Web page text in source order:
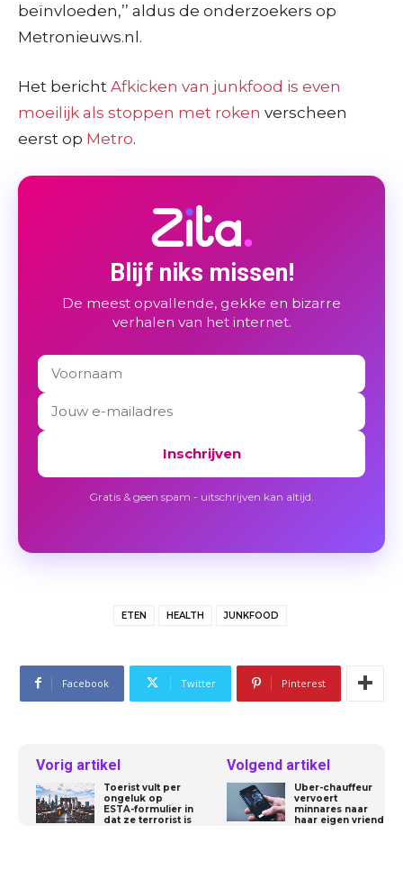
beïnvloeden,’’ aldus de onderzoekers op
Metronieuws.nl.
Het bericht Afkicken van junkfood is even
moeilijk als stoppen met roken verscheen
eerst op Metro.
Blijf niks missen!
De meest opvallende, gekke en bizarre
verhalen van het internet.
Inschrijven
Gratis & geen spam - uitschrijven kan altijd.
ETEN HEALTH JUNKFOOD
Facebook Twitter Pinterest
Vorig artikel
Toerist vult per
ongeluk op
ESTA-formulier in
dat ze terrorist is
Volgend artikel
Uber-chauffeur
vervoert
minnares naar
haar eigen vriend